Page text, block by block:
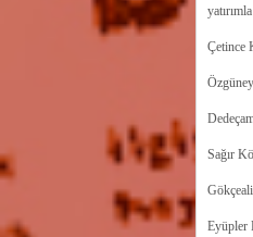
Çetince
Sağır
Eyüpler